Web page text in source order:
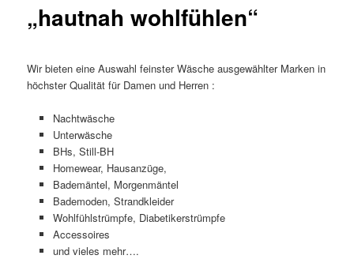
„hautnah wohlfühlen“
Wir bieten eine Auswahl feinster Wäsche ausgewählter Marken in
höchster Qualität für Damen und Herren :
Nachtwäsche
Unterwäsche
BHs, Still-BH
Homewear, Hausanzüge,
Bademäntel, Morgenmäntel
Bademoden, Strandkleider
Wohlfühlstrümpfe, Diabetikerstrümpfe
Accessoires
und vieles mehr….